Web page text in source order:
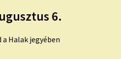
6.
a Halak jegyében